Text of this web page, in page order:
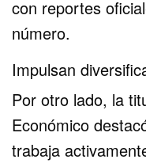
con reportes
número.
Impulsan
Por otro lado, la
Económico
trabaja